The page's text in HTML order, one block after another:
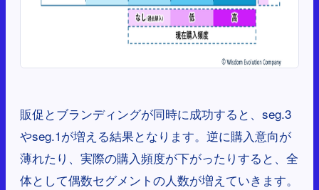
販促とブランディングが同時に成功すると、seg.3
やseg.1が増える結果となります。逆に購入意向が
薄れたり、実際の購入頻度が下がったりすると、全
体として偶数セグメントの人数が増えていきます。